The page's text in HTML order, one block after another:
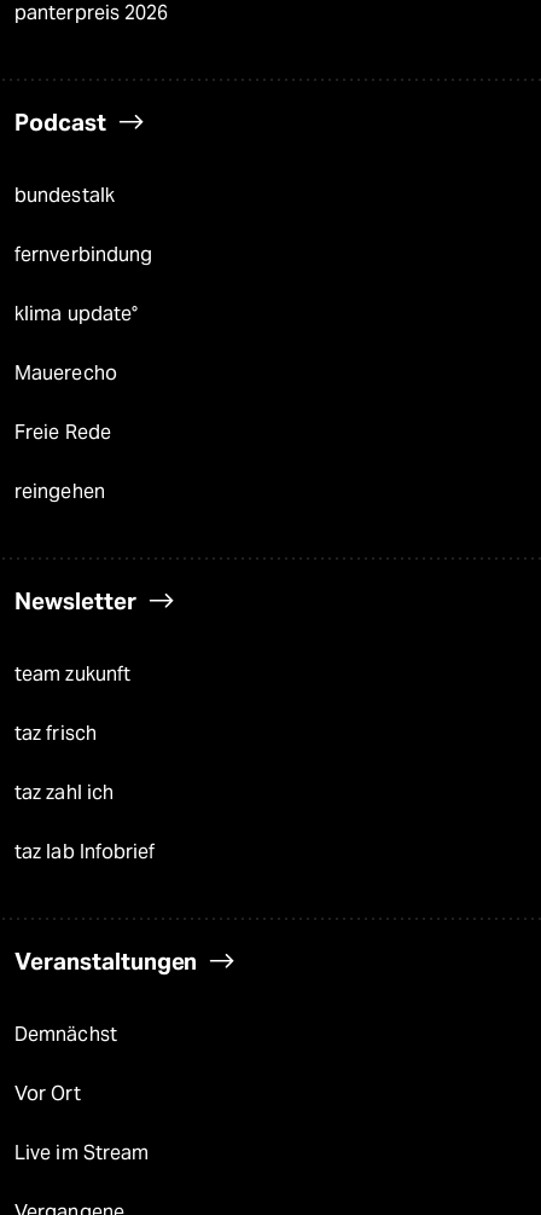
panterpreis 2026
Podcast
bundestalk
fernverbindung
klima update°
Mauerecho
Freie Rede
reingehen
Newsletter
team zukunft
taz frisch
taz zahl ich
taz lab Infobrief
Veranstaltungen
Demnächst
Vor Ort
Live im Stream